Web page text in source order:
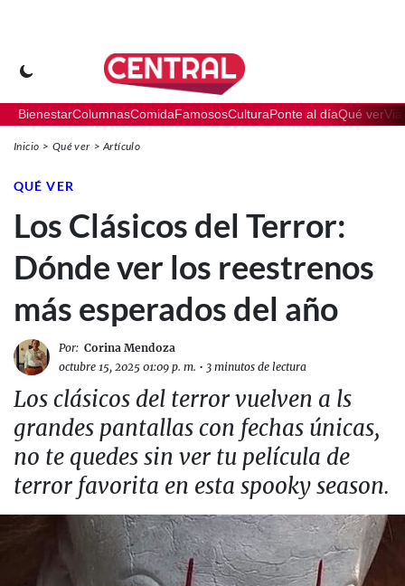
BienestarColumnasComidaFamososCulturaPonte al díaQué ver
Inicio Qué ver Artículo
QUÉ VER
Los Clásicos del Terror:
Dónde ver los reestrenos
más esperados del año
Por: Corina Mendoza
octubre 15, 2025 01:09 p. m. • 3 minutos de lectura
Los clásicos del terror vuelven a ls
grandes pantallas con fechas únicas,
no te quedes sin ver tu película de
terror favorita en esta spooky season.